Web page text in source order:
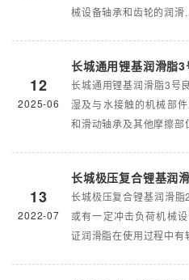
械设备轴承和齿轮的润滑
12
2025-06
长城通用锂基润滑脂3
长城通用锂基润滑脂3号
湿及与水接触的机械部
和滑动轴承及其他摩擦部
13
2022-07
长城极压复合锂基润
长城极压复合锂基润滑
或有一定冲击负荷机械
证润滑脂在使用过程中有